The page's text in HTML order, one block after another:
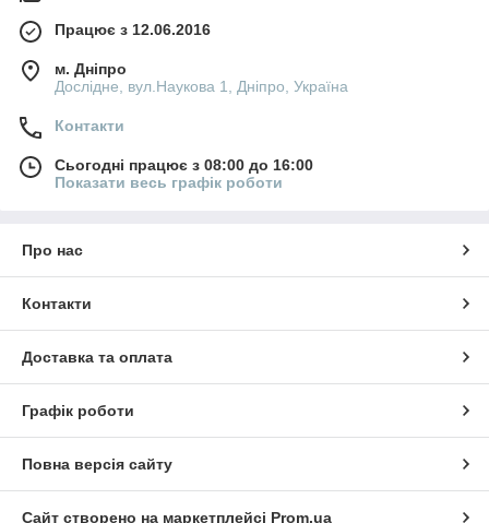
Працює з 12.06.2016
м. Дніпро
Дослідне, вул.Наукова 1, Дніпро, Україна
Контакти
Сьогодні працює з 08:00 до 16:00
Показати весь графік роботи
Про нас
Контакти
Доставка та оплата
Графік роботи
Повна версія сайту
Сайт створено на маркетплейсі Prom.ua